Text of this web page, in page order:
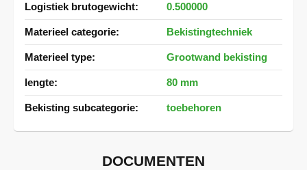
0.500000
Bekistingtechniek
Grootwand bekisting
80 mm
toebehoren
DOCUMENTEN